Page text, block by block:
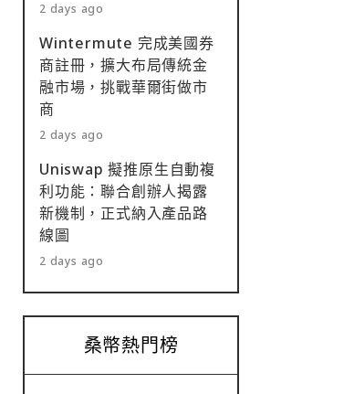
2 days ago
Wintermute 完成美國券
商註冊，擴大布局傳統金
融市場，挑戰華爾街做市
商
2 days ago
Uniswap 擬推原生自動複
利功能：聯合創辦人揭露
新機制，正式納入產品路
線圖
2 days ago
桑幣熱門榜